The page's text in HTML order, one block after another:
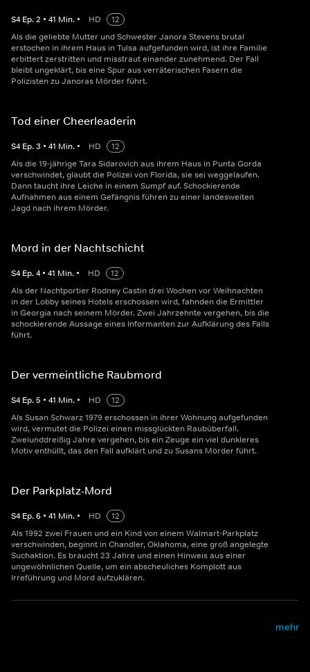
S4 Ep.2 • 41 Min. • HD
12
Als die geliebte Mutter und Schwester Janora Stevens brutal
erstochen in ihrem Haus in Tulsa aufgefunden wird, ist ihre Familie
erbittert zerstritten und misstraut einander zunehmend. Der Fall
bleibt ungeklärt, bis eine Spur aus verräterischen Fasern die
Polizisten zu Janoras Mörder führt.
Tod einer Cheerleaderin
S4 Ep.3 • 41 Min. • HD
12
Als die 19-jährige Tara Sidarovich aus ihrem Haus in Punta Gorda
verschwindet, glaubt die Polizei von Florida, sie sei weggelaufen.
Dann taucht ihre Leiche in einem Sumpf auf. Schockierende
Aufnahmen aus einem Gefängnis führen zu einer landesweiten
Jagd nach ihrem Mörder.
Mord in der Nachtschicht
S4 Ep.4 • 41 Min. • HD
12
Als der Nachtportier Rodney Castin drei Wochen vor Weihnachten
in der Lobby seines Hotels erschossen wird, fahnden die Ermittler
in Georgia nach seinem Mörder. Zwei Jahrzehnte vergehen, bis die
schockierende Aussage eines Informanten zur Aufklärung des Falls
führt.
Der vermeintliche Raubmord
S4 Ep.5 • 41 Min. • HD
12
Als Susan Schwarz 1979 erschossen in ihrer Wohnung aufgefunden
wird, vermutet die Polizei einen missglückten Raubüberfall.
Zweiunddreißig Jahre vergehen, bis ein Zeuge ein viel dunkleres
Motiv enthüllt, das den Fall aufklärt und zu Susans Mörder führt.
Der Parkplatz-Mord
S4 Ep.6 • 41 Min. • HD
12
Als 1992 zwei Frauen und ein Kind von einem Walmart-Parkplatz
verschwinden, beginnt in Chandler, Oklahoma, eine groß angelegte
Suchaktion. Es braucht 23 Jahre und einen Hinweis aus einer
ungewöhnlichen Quelle, um ein abscheuliches Komplott aus
Irreführung und Mord aufzuklären.
mehr